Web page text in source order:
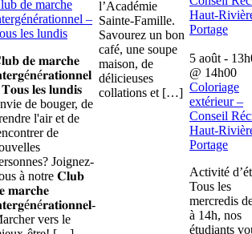
de marche
–
les lundis
𝐝𝐞 𝐦𝐚𝐫𝐜𝐡𝐞
𝐥𝐞𝐬 𝐥𝐮𝐧𝐝𝐢𝐬
de bouger, de
l'air et de
de
Joignez-
à notre 𝐂𝐥𝐮𝐛
𝐦𝐚𝐫𝐜𝐡𝐞
vers le
l’Académie
Sainte-Famille.
Savourez un bon
café, une soupe
maison, de
délicieuses
collations et […]
Haut-
Portage
5 août -
@ 14h00
Coloriage
extérieur –
Conseil
Haut-
Portage
Activité
Tous les
mercredis
à 14h, nos
étudiants